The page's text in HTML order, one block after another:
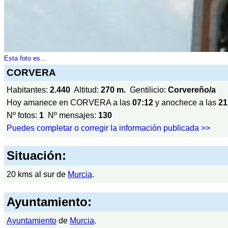
Esta foto es...
CORVERA
Habitantes: 2.440 Altitud: 270 m. Gentilicio: Corvereño/a
Hoy amanece en CORVERA a las 07:12 y anochece a las
Nº fotos: 1 Nº mensajes: 130
Puedes completar o corregir la información publicada >>
Situación:
20 kms al sur de Murcia.
Ayuntamiento:
Ayuntamiento de Murcia.